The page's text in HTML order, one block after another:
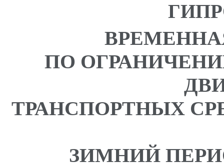
ПО
ТРАНСПОРТНЫХ
ЗИМНИЙ